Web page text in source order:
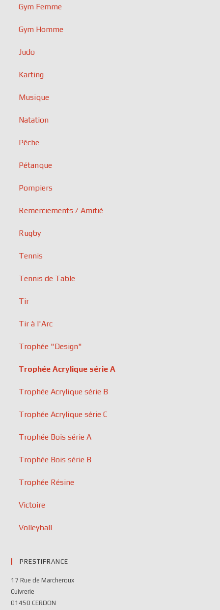
Gym Femme
Gym Homme
Judo
Karting
Musique
Natation
Pêche
Pétanque
Pompiers
Remerciements / Amitié
Rugby
Tennis
Tennis de Table
Tir
Tir à l'Arc
Trophée "Design"
Trophée Acrylique série A
Trophée Acrylique série B
Trophée Acrylique série C
Trophée Bois série A
Trophée Bois série B
Trophée Résine
Victoire
Volleyball
PRESTIFRANCE
17 Rue de Marcheroux
Cuivrerie
01450 CERDON